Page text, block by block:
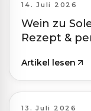
14. Juli 2026
Wein zu
Rezept &
Artikel lesen
13. Juli 2026